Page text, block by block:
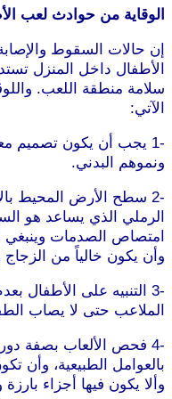
الوقاية من حوادث لعب
إن حالات السقوط
الأطفال داخل المنزل
سلامة منطقة اللعب.
الآتي:
-1 يجب أن يكون تصميم
ونموهم البدني.
-2 سطح الأرض المحيط
الرملي الذي يساعد هو
وأن يكون خالياً من
-3 التنبيه على الأطفال
الملاعب حتى لا يصاب
-4 فحص الألعاب بصفة
بالعوامل الطبيعية، وأن
وألا يكون فيها أجزاء